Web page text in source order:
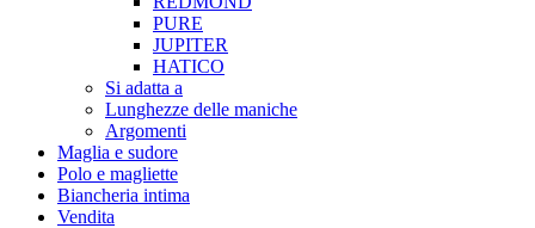
PURE
JUPITER
HATICO
Si adatta a
Lunghezze delle maniche
Argomenti
Maglia e sudore
Polo e magliette
Biancheria intima
Vendita